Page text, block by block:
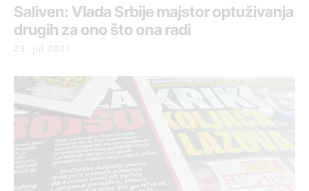
Saliven: Vlada Srbije majstor optuživanja
drugih za ono što ona radi
23. jul 2021.